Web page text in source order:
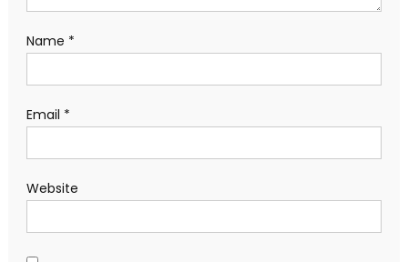
Name *
Email *
Website